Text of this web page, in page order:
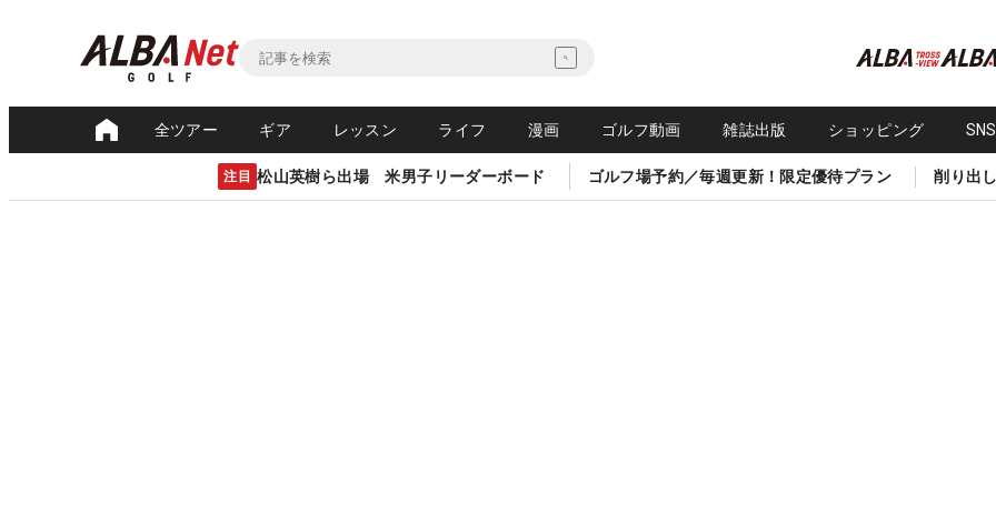
全ツアー ギア レッスン ライフ 漫画 ゴルフ動画 雑誌出版 ショッピング
注目 松山英樹ら出場 米男子リーダーボード ゴルフ場予約／毎週更新！限定優待プラン 削り出